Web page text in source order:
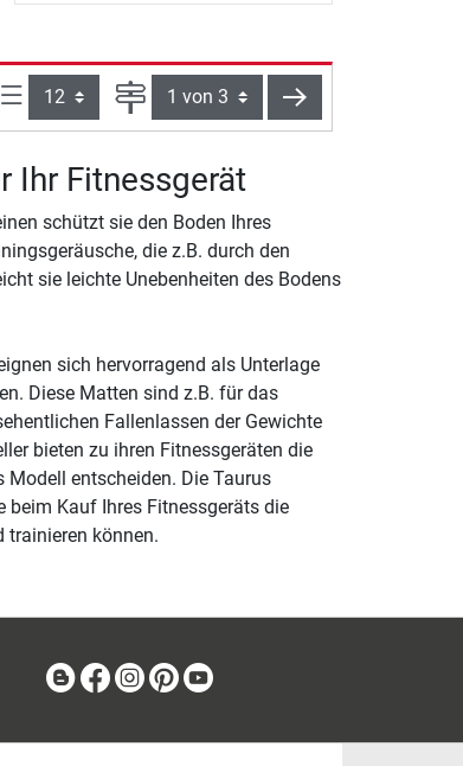
Artikel pro Seite: Seite weiter
Ihr Fitnessgerät
schützt sie den Boden Ihres
die z.B. durch den
sie leichte Unebenheiten des Bodens
sich hervorragend als Unterlage
Diese Matten sind z.B. für das
Fallenlassen der Gewichte
bieten zu ihren Fitnessgeräten die
entscheiden. Die Taurus
beim Kauf Ihres Fitnessgeräts die
trainieren können.
BlogFacebook
Instagram
Pinterest